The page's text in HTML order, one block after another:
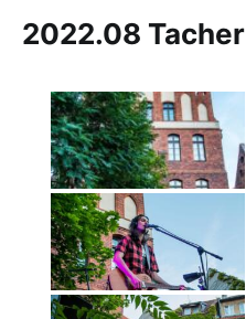
2022.08 Tacher